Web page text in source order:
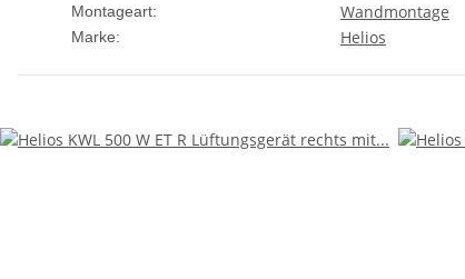
Montageart: Wandmontage
Marke: Helios